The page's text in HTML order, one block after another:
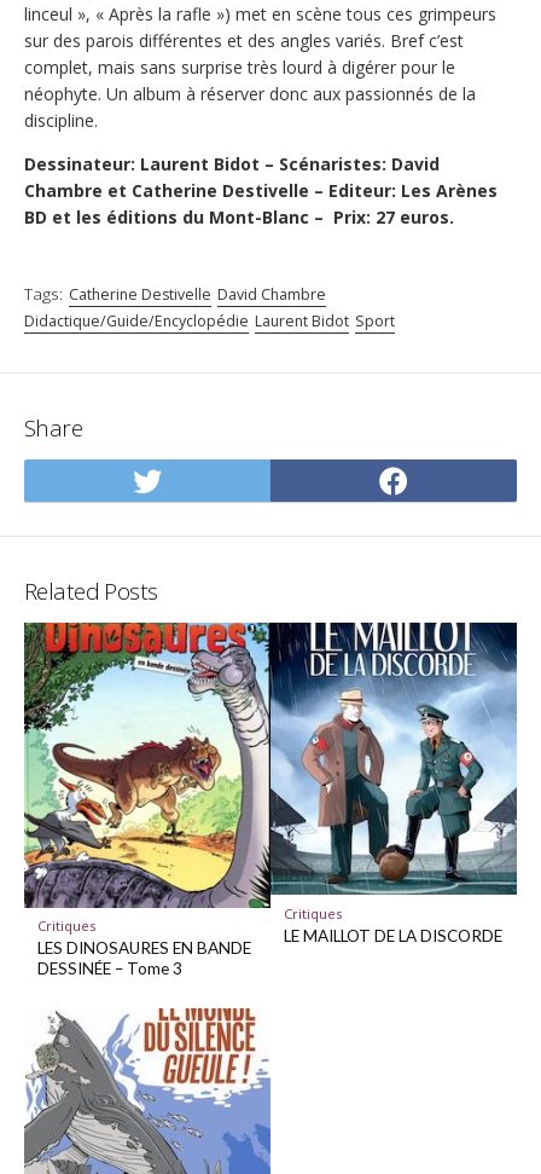
linceul », « Après la rafle ») met en scène tous ces grimpeurs
sur des parois différentes et des angles variés. Bref c’est
complet, mais sans surprise très lourd à digérer pour le
néophyte. Un album à réserver donc aux passionnés de la
discipline.
Dessinateur: Laurent Bidot – Scénaristes: David
Chambre et Catherine Destivelle – Editeur: Les Arènes
BD et les éditions du Mont-Blanc – Prix: 27 euros.
Tags: Catherine Destivelle David Chambre
Didactique/Guide/Encyclopédie Laurent Bidot Sport
Share
Share
on
on
Related Posts
Critiques
LES DINOSAURES EN BANDE
DESSINÉE – Tome 3
Critiques
LE MAILLOT DE LA DISCORDE